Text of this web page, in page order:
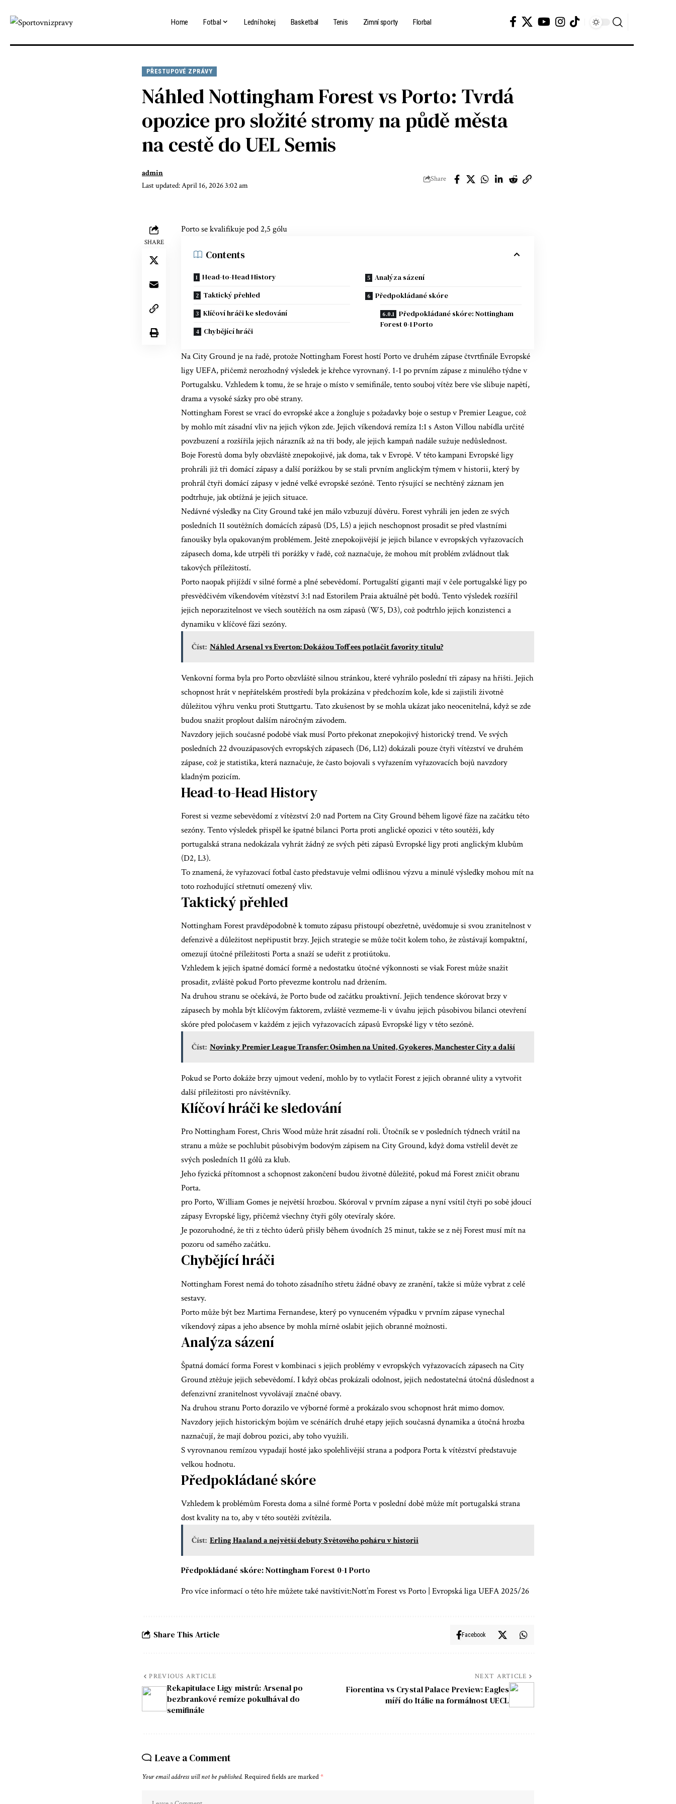
Home Fotbal Lední hokej Basketbal Tenis Zimní sporty Florbal
PŘESTUPOVÉ ZPRÁVY
Náhled Nottingham Forest vs Porto: Tvrdá
opozice pro složité stromy na půdě města
na cestě do UEL Semis
Last updated: April 16, 2026 3:02 am
admin
Share
SHARE
Porto se kvalifikuje pod 2,5 gólu
Contents
Head-to-Head History
Taktický přehled
Klíčoví hráči ke sledování
Chybějící hráči
Analýza sázení
Předpokládané skóre
Předpokládané skóre: Nottingham
Forest 0-1 Porto
Na City Ground je na řadě, protože Nottingham Forest hostí Porto ve druhém zápase čtvrtfinále Evropské
ligy UEFA, přičemž nerozhodný výsledek je křehce vyrovnaný. 1-1 po prvním zápase z minulého týdne v
Portugalsku. Vzhledem k tomu, že se hraje o místo v semifinále, tento souboj vítěz bere vše slibuje napětí,
drama a vysoké sázky pro obě strany.
Nottingham Forest se vrací do evropské akce a žongluje s požadavky boje o sestup v Premier League, což
by mohlo mít zásadní vliv na jejich výkon zde. Jejich víkendová remíza 1:1 s Aston Villou nabídla určité
povzbuzení a rozšířila jejich nárazník až na tři body, ale jejich kampaň nadále sužuje nedůslednost.
Boje Forestů doma byly obzvláště znepokojivé, jak doma, tak v Evropě. V této kampani Evropské ligy
prohráli již tři domácí zápasy a další porážkou by se stali prvním anglickým týmem v historii, který by
prohrál čtyři domácí zápasy v jedné velké evropské sezóně. Tento rýsující se nechtěný záznam jen
podtrhuje, jak obtížná je jejich situace.
Nedávné výsledky na City Ground také jen málo vzbuzují důvěru. Forest vyhráli jen jeden ze svých
posledních 11 soutěžních domácích zápasů (D5, L5) a jejich neschopnost prosadit se před vlastními
fanoušky byla opakovaným problémem. Ještě znepokojivější je jejich bilance v evropských vyřazovacích
zápasech doma, kde utrpěli tři porážky v řadě, což naznačuje, že mohou mít problém zvládnout tlak
takových příležitostí.
Porto naopak přijíždí v silné formě a plné sebevědomí. Portugalští giganti mají v čele portugalské ligy po
přesvědčivém víkendovém vítězství 3:1 nad Estorilem Praia aktuálně pět bodů. Tento výsledek rozšířil
jejich neporazitelnost ve všech soutěžích na osm zápasů (W5, D3), což podtrhlo jejich konzistenci a
dynamiku v klíčové fázi sezóny.
Číst: Náhled Arsenal vs Everton: Dokážou Toffees potlačit favority titulu?
Venkovní forma byla pro Porto obzvláště silnou stránkou, které vyhrálo poslední tři zápasy na hřišti. Jejich
schopnost hrát v nepřátelském prostředí byla prokázána v předchozím kole, kde si zajistili životně
důležitou výhru venku proti Stuttgartu. Tato zkušenost by se mohla ukázat jako neocenitelná, když se zde
budou snažit proplout dalším náročným závodem.
Navzdory jejich současné podobě však musí Porto překonat znepokojivý historický trend. Ve svých
posledních 22 dvouzápasových evropských zápasech (D6, L12) dokázali pouze čtyři vítězství ve druhém
zápase, což je statistika, která naznačuje, že často bojovali s vyřazením vyřazovacích bojů navzdory
kladným pozicím.
Head-to-Head History
Forest si vezme sebevědomí z vítězství 2:0 nad Portem na City Ground během ligové fáze na začátku této
sezóny. Tento výsledek přispěl ke špatné bilanci Porta proti anglické opozici v této soutěži, kdy
portugalská strana nedokázala vyhrát žádný ze svých pěti zápasů Evropské ligy proti anglickým klubům
(D2, L3).
To znamená, že vyřazovací fotbal často představuje velmi odlišnou výzvu a minulé výsledky mohou mít na
toto rozhodující střetnutí omezený vliv.
Taktický přehled
Nottingham Forest pravděpodobně k tomuto zápasu přistoupí obezřetně, uvědomuje si svou zranitelnost v
defenzivě a důležitost nepřipustit brzy. Jejich strategie se může točit kolem toho, že zůstávají kompaktní,
omezují útočné příležitosti Porta a snaží se udeřit z protiútoku.
Vzhledem k jejich špatné domácí formě a nedostatku útočné výkonnosti se však Forest může snažit
prosadit, zvláště pokud Porto převezme kontrolu nad držením.
Na druhou stranu se očekává, že Porto bude od začátku proaktivní. Jejich tendence skórovat brzy v
zápasech by mohla být klíčovým faktorem, zvláště vezmeme-li v úvahu jejich působivou bilanci otevření
skóre před poločasem v každém z jejich vyřazovacích zápasů Evropské ligy v této sezóně.
Číst: Novinky Premier League Transfer: Osimhen na United, Gyokeres, Manchester City a další
Pokud se Porto dokáže brzy ujmout vedení, mohlo by to vytlačit Forest z jejich obranné ulity a vytvořit
další příležitosti pro návštěvníky.
Klíčoví hráči ke sledování
Pro Nottingham Forest,Chris Woodmůže hrát zásadní roli. Útočník se v posledních týdnech vrátil na
stranu a může se pochlubit působivým bodovým zápisem na City Ground, když doma vstřelil devět ze
svých posledních 11 gólů za klub.
Jeho fyzická přítomnost a schopnost zakončení budou životně důležité, pokud má Forest zničit obranu
Porta.
pro Porto,William Gomesje největší hrozbou. Skóroval v prvním zápase a nyní vsítil čtyři po sobě jdoucí
zápasy Evropské ligy, přičemž všechny čtyři góly otevíraly skóre.
Je pozoruhodné, že tři z těchto úderů přišly během úvodních 25 minut, takže se z něj Forest musí mít na
pozoru od samého začátku.
Chybějící hráči
Nottingham Forest nemá do tohoto zásadního střetu žádné obavy ze zranění, takže si může vybrat z celé
sestavy.
Porto může být bez Martima Fernandese, který po vynuceném výpadku v prvním zápase vynechal
víkendový zápas a jeho absence by mohla mírně oslabit jejich obranné možnosti.
Analýza sázení
Špatná domácí forma Forest v kombinaci s jejich problémy v evropských vyřazovacích zápasech na City
Ground ztěžuje jejich sebevědomí. I když občas prokázali odolnost, jejich nedostatečná útočná důslednost a
defenzivní zranitelnost vyvolávají značné obavy.
Na druhou stranu Porto dorazilo ve výborné formě a prokázalo svou schopnost hrát mimo domov.
Navzdory jejich historickým bojům ve scénářích druhé etapy jejich současná dynamika a útočná hrozba
naznačují, že mají dobrou pozici, aby toho využili.
S vyrovnanou remízou vypadají hosté jako spolehlivější strana a podpora Porta k vítězství představuje
velkou hodnotu.
Předpokládané skóre
Vzhledem k problémům Foresta doma a silné formě Porta v poslední době může mít portugalská strana
dost kvality na to, aby v této soutěži zvítězila.
Číst: Erling Haaland a největší debuty Světového poháru v historii
Předpokládané skóre: Nottingham Forest 0-1 Porto
Pro více informací o této hře můžete také navštívit:Nott’m Forest vs Porto | Evropská liga UEFA 2025/26
Share This Article Facebook
PREVIOUS ARTICLE
Rekapitulace Ligy mistrů: Arsenal po
bezbrankové remíze pokulhával do
semifinále
NEXT ARTICLE
Fiorentina vs Crystal Palace Preview: Eagles
míří do Itálie na formálnost UECL
Leave a Comment
Your email address will not be published. Required fields are marked*